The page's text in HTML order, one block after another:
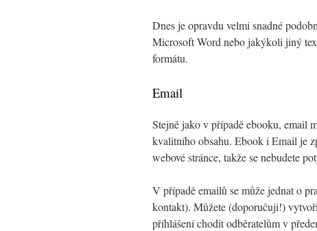
Dnes je opravdu velmi snadné
Microsoft Word nebo jakýkoli jiný
formátu.
Email
Stejně jako v případě ebooku, email
kvalitního obsahu. Ebook i Email je
webové stránce, takže se nebudete
V případě emailů se může jednat o
kontakt). Můžete (doporučuji!)
příhlášení chodit odběratelům v